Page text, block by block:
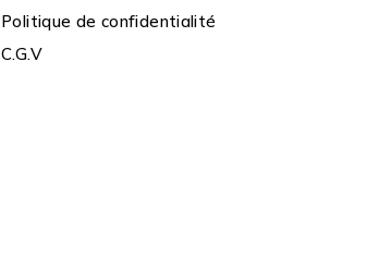
Politique de confidentialité
C.G.V